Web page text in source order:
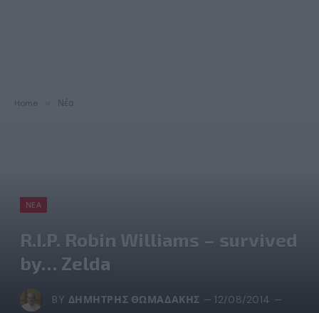
Home Νέα
ΝΈΑ
R.I.P. Robin Williams – survived
by… Zelda
BY ΔΗΜΉΤΡΗΣ ΘΩΜΑΔΆΚΗΣ
12/08/2014